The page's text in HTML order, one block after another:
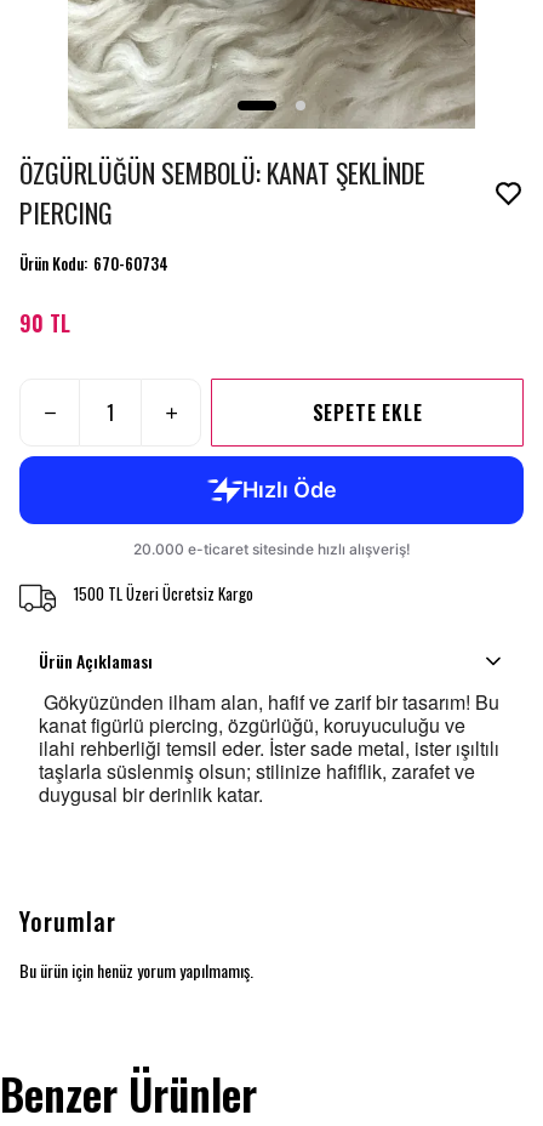
ÖZGÜRLÜĞÜN SEMBOLÜ: KANAT ŞEKLİNDE
PIERCING
Ürün Kodu: 670-60734
90 TL
SEPETE EKLE
1500 TL Üzeri Ücretsiz Kargo
Ürün Açıklaması
Gökyüzünden ilham alan, hafif ve zarif bir tasarım! Bu
kanat figürlü piercing, özgürlüğü, koruyuculuğu ve
ilahi rehberliği temsil eder. İster sade metal, ister ışıltılı
taşlarla süslenmiş olsun; stilinize hafiflik, zarafet ve
duygusal bir derinlik katar.
Yorumlar
Bu ürün için henüz yorum yapılmamış.
Benzer Ürünler